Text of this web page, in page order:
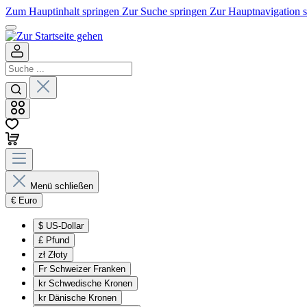
Zum Hauptinhalt springen Zur Suche springen Zur Hauptnavigation
Menü schließen
€ Euro
$ US-Dollar
£ Pfund
zł Złoty
Fr Schweizer Franken
kr Schwedische Kronen
kr Dänische Kronen